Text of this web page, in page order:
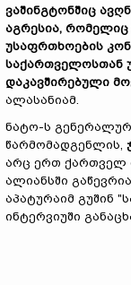
ვაშინგტონშიც
აგრესია, რომელიც
უსაფრთხოების
საქართველოსთან
დაკავშირებული
ალასანიამ.
ნატო-ს
წარმომადგენლის,
არც ერთ ქართველ
ალიანსში
აპატურაიმ გუშინ
ინტერვიუში